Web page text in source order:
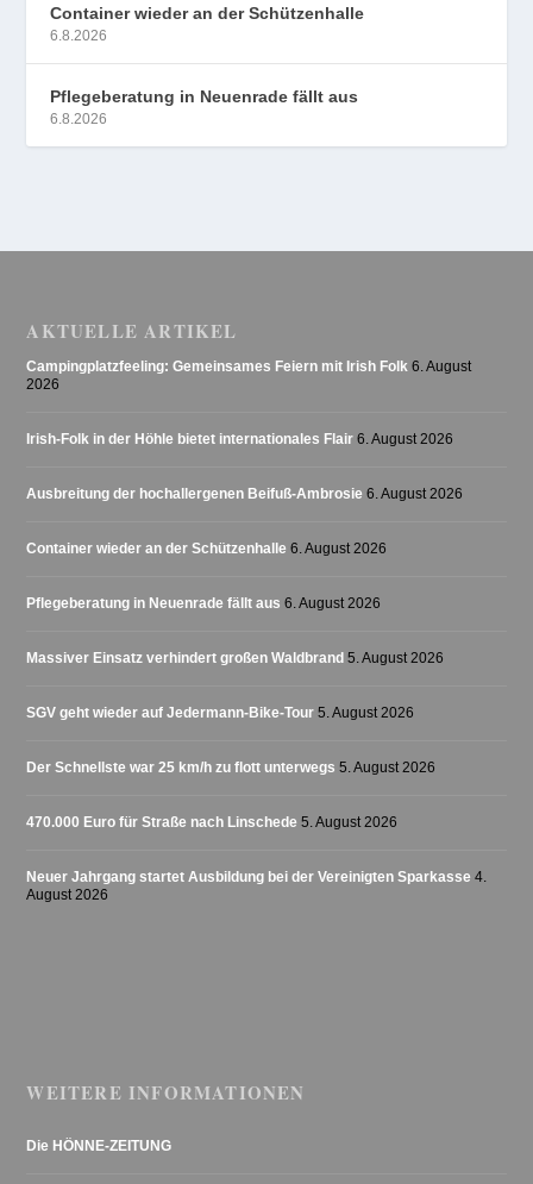
Container wieder an der Schützenhalle
6.8.2026
Pflegeberatung in Neuenrade fällt aus
6.8.2026
AKTUELLE ARTIKEL
Campingplatzfeeling: Gemeinsames Feiern mit Irish Folk 6. August
2026
Irish-Folk in der Höhle bietet internationales Flair 6. August 2026
Ausbreitung der hochallergenen Beifuß-Ambrosie 6. August 2026
Container wieder an der Schützenhalle 6. August 2026
Pflegeberatung in Neuenrade fällt aus 6. August 2026
Massiver Einsatz verhindert großen Waldbrand 5. August 2026
SGV geht wieder auf Jedermann-Bike-Tour 5. August 2026
Der Schnellste war 25 km/h zu flott unterwegs 5. August 2026
470.000 Euro für Straße nach Linschede 5. August 2026
Neuer Jahrgang startet Ausbildung bei der Vereinigten Sparkasse 4.
August 2026
WEITERE INFORMATIONEN
Die HÖNNE-ZEITUNG